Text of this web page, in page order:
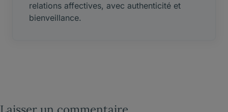
relations affectives, avec authenticité et
bienveillance.